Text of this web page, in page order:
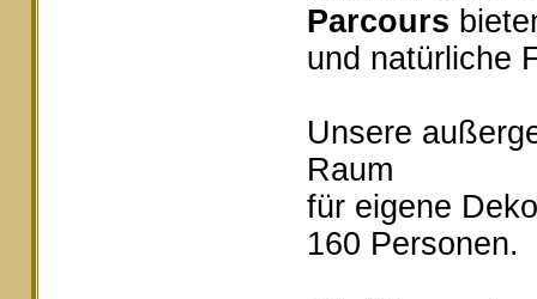
Parcours
und natürliche
Unsere
Raum
für eigene
160 Personen.